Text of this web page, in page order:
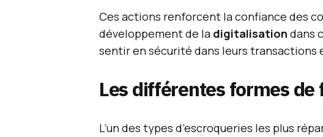
Ces actions renforcent la confiance des
développement de la digitalisation dans
sentir en sécurité dans leurs transactions
Les différentes formes
L’un des types d’escroqueries les plus